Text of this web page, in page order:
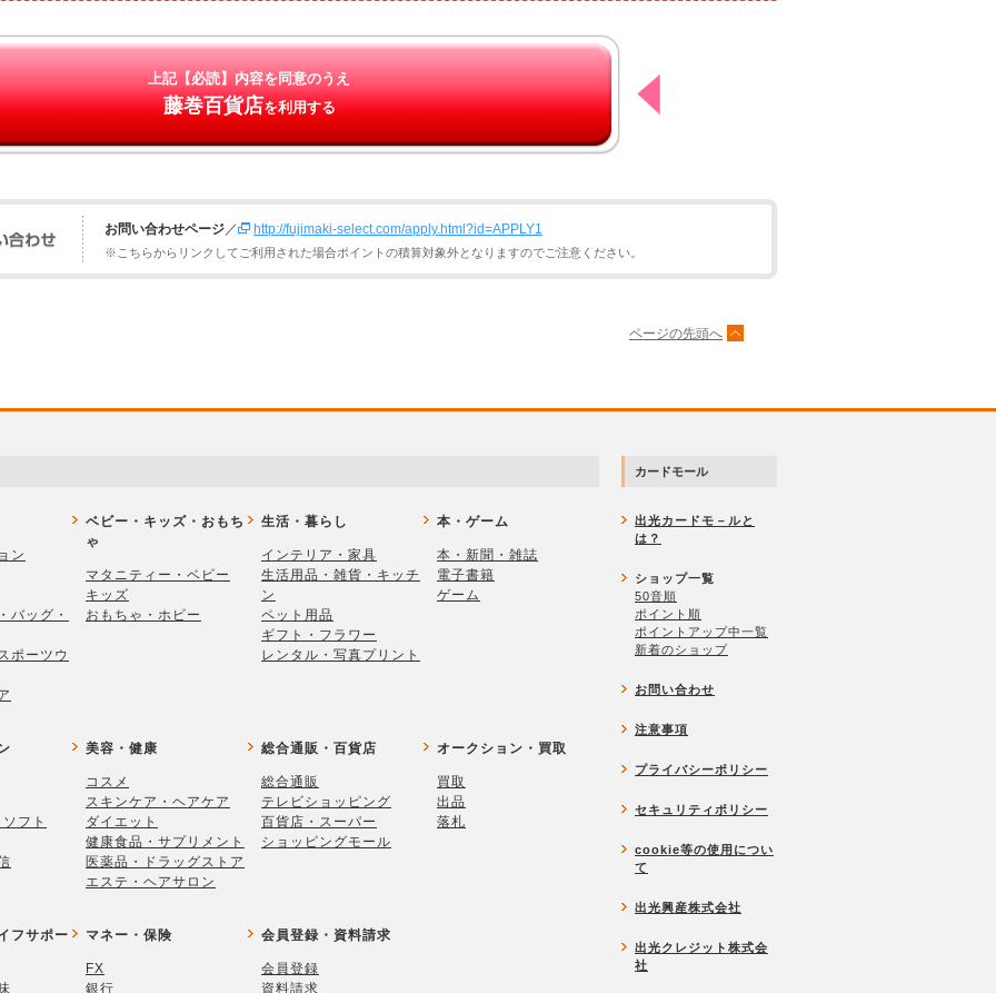
上記【必読】内容を同意のうえ
藤巻百貨店を利用する
お問い合わせページ ／ http://fujimaki-select.com/apply.html?id=APPLY1
※こちらからリンクしてご利用された場合ポイントの積算対象外となりますのでご注意ください。
ページの先頭へ
ン
バッグ・
ポーツウ
ベビー・キッズ・おもち
ゃ
マタニティー・ベビー
キッズ
おもちゃ・ホビー
生活・暮らし
インテリア・家具
生活用品・雑貨・キッチ
ン
ペット用品
ギフト・フラワー
レンタル・写真プリント
本・ゲーム
本・新聞・雑誌
電子書籍
ゲーム
フト
美容・健康
コスメ
スキンケア・ヘアケア
ダイエット
健康食品・サプリメント
医薬品・ドラッグストア
エステ・ヘアサロン
総合通販・百貨店
総合通販
テレビショッピング
百貨店・スーパー
ショッピングモール
オークション・買取
買取
出品
落札
フサポー マネー・保険
FX
銀行
会員登録・資料請求
会員登録
資料請求
カードモール
出光カードモ－ルと
は？
ショップ一覧
50音順
ポイント順
ポイントアップ中一覧
新着のショップ
お問い合わせ
注意事項
プライバシーポリシー
セキュリティポリシー
cookie等の使用につい
て
出光興産株式会社
出光クレジット株式会
社